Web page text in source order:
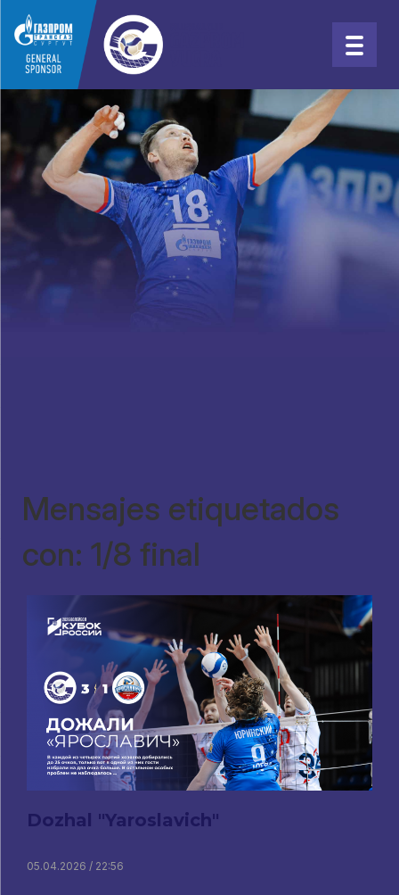
Mensajes etiquetados
con: 1/8 final
Dozhal "Yaroslavich"
05.04.2026 / 22:56